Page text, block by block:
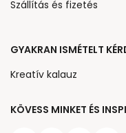
KÖVESS MINKET ÉS
Szállítás és fizetés
GYAKRAN ISMÉTELT
Kreatív kalauz